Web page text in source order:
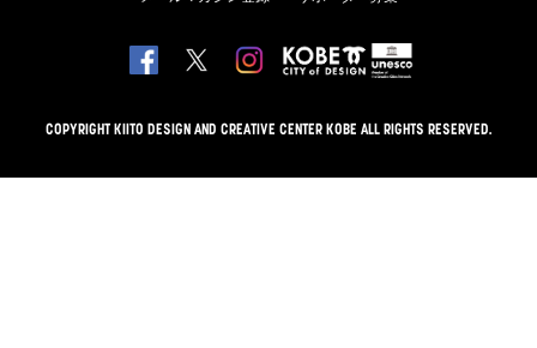
COPYRIGHT KIITO DESIGN AND CREATIVE CENTER KOBE ALL RIGHTS RESERVED.